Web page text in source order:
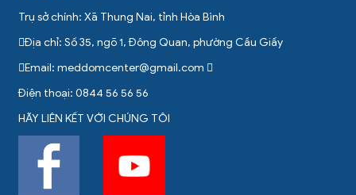
Trụ sở chính: Xã Thung Nai, tỉnh Hòa Bình
Địa chỉ: Số 35, ngõ 1, Đông Quan, phường Cầu Giấy
Email: meddomcenter@gmail.com
Điện thoại: 0844 56 56 56
HÃY LIÊN KẾT VỚI CHÚNG TÔI